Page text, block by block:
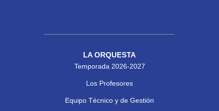
LA ORQUESTA
Temporada 2026-2027
Los Profesores
Equipo Técnico y de Gestión